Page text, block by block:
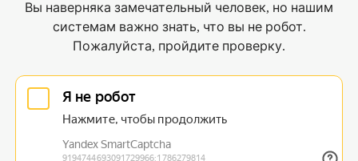
Вы наверняка замечательный человек, но нашим
системам важно знать, что вы не робот.
Пожалуйста, пройдите проверку.